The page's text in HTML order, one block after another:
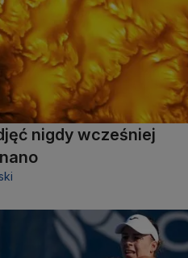
nigdy wcześniej